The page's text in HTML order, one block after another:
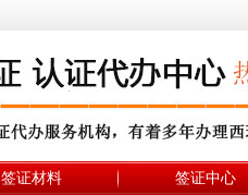
签证材料 签证中心